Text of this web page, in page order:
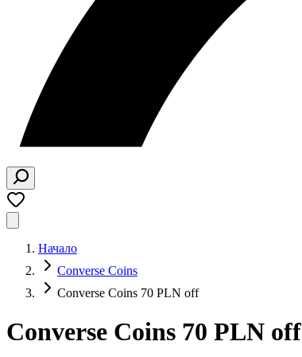
Начало
Converse Coins
Converse Coins 70 PLN off
Converse Coins 70 PLN off